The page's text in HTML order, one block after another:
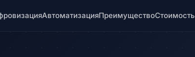
АвтоматизацияПреимуществоСтоимость